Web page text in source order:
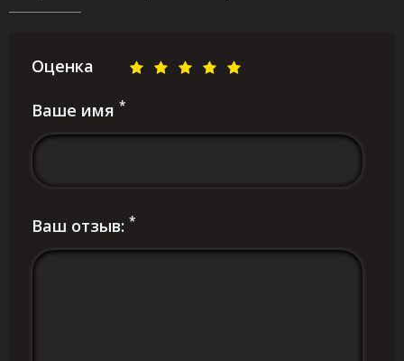
Оценка
Ваше имя *
Ваш отзыв: *